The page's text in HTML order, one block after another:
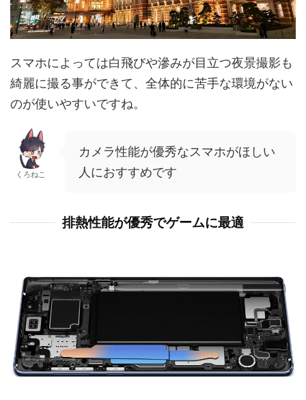
スマホによっては白飛びや滲みが目立つ夜景撮影も
綺麗に撮る事ができて、全体的に苦手な環境がない
のが使いやすいですね。
くろねこ
カメラ性能が優秀なスマホがほしい
人におすすめです
排熱性能が優秀でゲームに最適